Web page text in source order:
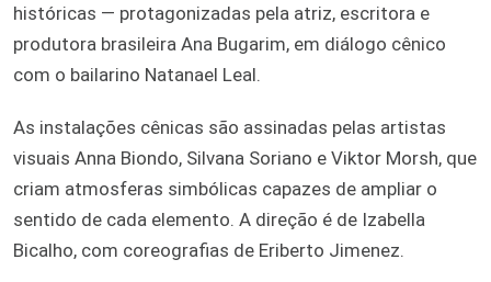
históricas — protagonizadas pela atriz, escritora e
produtora brasileira Ana Bugarim, em diálogo cênico
com o bailarino Natanael Leal.
As instalações cênicas são assinadas pelas artistas
visuais Anna Biondo, Silvana Soriano e Viktor Morsh, que
criam atmosferas simbólicas capazes de ampliar o
sentido de cada elemento. A direção é de Izabella
Bicalho, com coreografias de Eriberto Jimenez.